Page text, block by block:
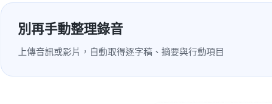
別再手動整理錄音
上傳音訊或影片，自動取得逐字稿、摘要與行動項目